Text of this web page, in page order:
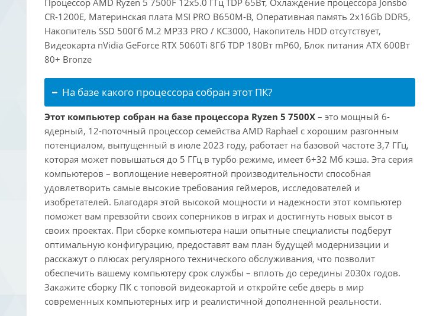
Процессор AMD Ryzen 5 7500F 12x5.0 ГГц TDP 65Вт, Охлаждение процессора Jonsbo
CR-1200E, Материнская плата MSI PRO B650M-B, Оперативная память 2x16Gb DDR5,
Накопитель SSD 500Гб M.2 MP33 PRO / KC3000, Накопитель HDD отсутствует,
Видеокарта nVidia GeForce RTX 5060Ti 8Гб TDP 180Вт mP60, Блок питания ATX 600Вт
80+ Bronze
На базе какого процессора собран этот ПК?
Этот компьютер собран на базе процессора Ryzen 5 7500X – это мощный 6-
ядерный, 12-поточный процессор семейства AMD Raphael с хорошим разгонным
потенциалом, выпущенный в июле 2023 году, работает на базовой частоте 3,7 ГГц,
которая может повышаться до 5 ГГц в турбо режиме, имеет 6+32 Мб кэша. Эта серия
компьютеров – воплощение невероятной производительности способная
удовлетворить самые высокие требования геймеров, исследователей и
изобретателей. Благодаря этой высокой мощности и надежности этот компьютер
поможет вам превзойти своих соперников в играх и достигнуть новых высот в
своих проектах. При сборке компьютера наши опытные специалисты подберут
оптимальную конфигурацию, предоставят вам план будущей модернизации и
расскажут о плюсах регулярного технического обслуживания, что позволит
обеспечить вашему компьютеру срок службы – вплоть до середины 2030х годов.
Закажите сборку ПК с топовой видеокартой и откройте себе дверь в мир
современных компьютерных игр и реалистичной дополненной реальности.